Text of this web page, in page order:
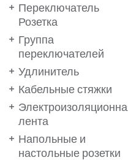
Переключатель
Розетка
Группа
переключателей
Удлинитель
Кабельные стяжки
лента
Напольные и
настольные розетки